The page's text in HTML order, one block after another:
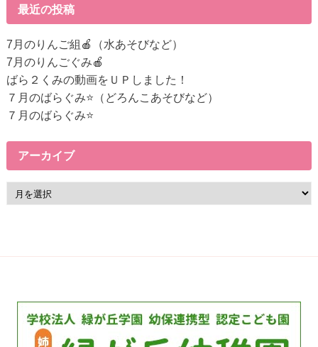
へ
の
リ
ン
ク
最近の投稿
7月のりんご組🍎（水あそびなど）
7月のりんごぐみ🍎
ばら２くみの動画をＵＰしました！
７月のばらぐみ⭐（どろんこあそびなど）
７月のばらぐみ⭐
アーカイブ
ー
ブ